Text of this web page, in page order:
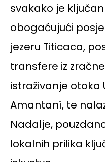
svakako je
obogaćujući
jezeru Titicaca,
transfere iz
istraživanje otoka
Amantaní, te
Nadalje,
lokalnih prilika